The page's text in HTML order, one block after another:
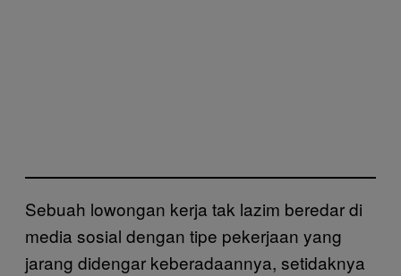
Sebuah lowongan kerja tak lazim beredar di
media sosial dengan tipe pekerjaan yang
jarang didengar keberadaannya, setidaknya